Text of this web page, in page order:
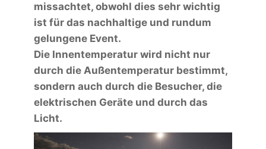
missachtet, obwohl dies sehr wichtig
ist für das nachhaltige und rundum
gelungene Event.
Die Innentemperatur wird nicht nur
durch die Außentemperatur bestimmt,
sondern auch durch die Besucher, die
elektrischen Geräte und durch das
Licht.